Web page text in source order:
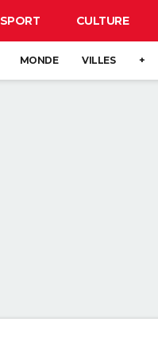
SPORT CULTURE
MONDE VILLES +